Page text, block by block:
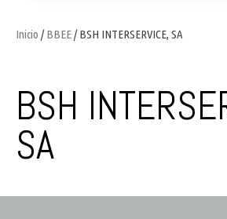
Inicio /BBEE/ BSH INTERSERVICE, SA
BSH
SA